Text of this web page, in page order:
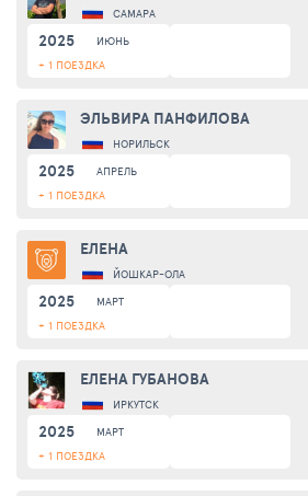
САМАРА
2025
ИЮНЬ
+ 1 ПОЕЗДКА
ЭЛЬВИРА ПАНФИЛОВА
НОРИЛЬСК
2025
АПРЕЛЬ
+ 1 ПОЕЗДКА
ЕЛЕНА
ЙОШКАР-ОЛА
2025
МАРТ
+ 1 ПОЕЗДКА
ЕЛЕНА ГУБАНОВА
ИРКУТСК
2025
МАРТ
+ 1 ПОЕЗДКА